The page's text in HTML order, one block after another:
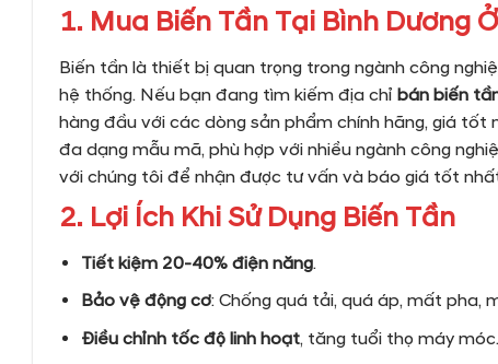
1. Mua Biến Tần Tại Bình Dương
Biến tần là thiết bị quan trọng trong ngành công
hệ thống. Nếu bạn đang tìm kiếm địa chỉ bán biến
hàng đầu với các dòng sản phẩm chính hãng, giá tốt
đa dạng mẫu mã, phù hợp với nhiều ngành công
với chúng tôi để nhận được tư vấn và báo giá tốt
2. Lợi Ích Khi Sử Dụng Biến Tần
Tiết kiệm 20-40% điện năng.
Bảo vệ động cơ: Chống quá tải, quá áp, mất pha,
Điều chỉnh tốc độ linh hoạt, tăng tuổi thọ máy móc.